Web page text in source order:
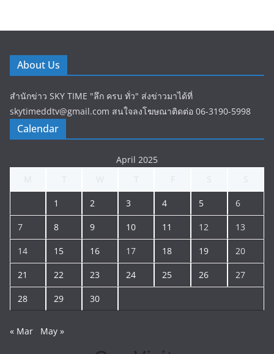
About Us
สำนักข่าว SKY TIME "ลึก ครบ ทั่ว" ส่งข่าวมาได้ที่
skytimeddtv@gmail.com สนใจลงโฆษณาติดต่อ 06-3190-5998
Calendar
April 2025
1 2 3 4 5 6
7 8 9 10 11 12 13
14 15 16 17 18 19 20
21 22 23 24 25 26 27
28 29 30
« Mar May »